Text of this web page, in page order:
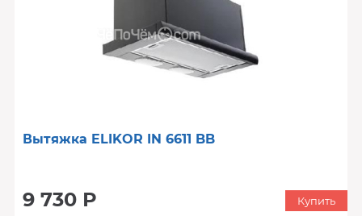
Вытяжка ELIKOR IN 6611 BB
9 730 Р Купить